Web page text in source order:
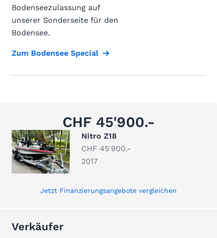
Bodenseezulassung auf
unserer Sonderseite für den
Bodensee.
Zum Bodensee Special
CHF 45'900.-
Nitro Z18
CHF 45'900.-
2017
Jetzt Finanzierungsangebote vergleichen
Verkäufer